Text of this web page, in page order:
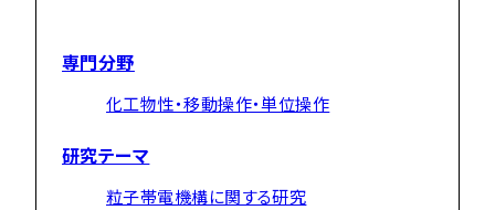
専門分野
化工物性・移動操作・単位操作
研究テーマ
粒子帯電機構に関する研究